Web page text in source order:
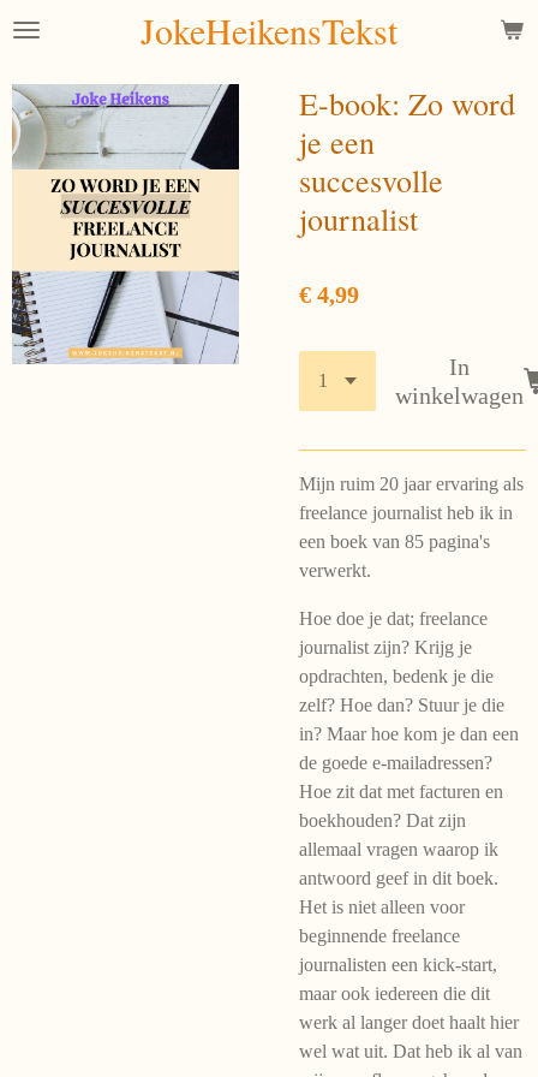
Ga
naar
de
hoofdinhoud
JokeHeikensTekst
E-book: Zo word
je een
succesvolle
journalist
€ 4,99
In
winkelwagen
Mijn ruim 20 jaar ervaring als
freelance journalist heb ik in
een boek van 85 pagina's
verwerkt.
Hoe doe je dat; freelance
journalist zijn? Krijg je
opdrachten, bedenk je die
zelf? Hoe dan? Stuur je die
in? Maar hoe kom je dan een
de goede e-mailadressen?
Hoe zit dat met facturen en
boekhouden? Dat zijn
allemaal vragen waarop ik
antwoord geef in dit boek.
Het is niet alleen voor
beginnende freelance
journalisten een kick-start,
maar ook iedereen die dit
werk al langer doet haalt hier
wel wat uit. Dat heb ik al van